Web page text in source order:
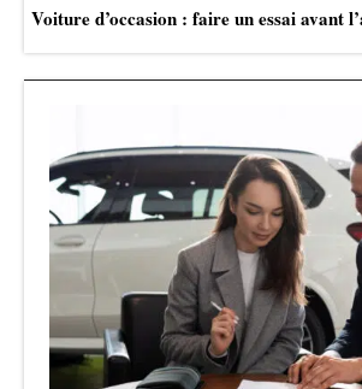
Voiture d’occasion : faire un essai avant